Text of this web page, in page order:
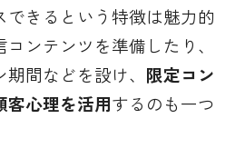
できるという特徴は魅力的
ンテンツを準備したり、
間などを設け、 限定コン
客心理を活用するのも一つ